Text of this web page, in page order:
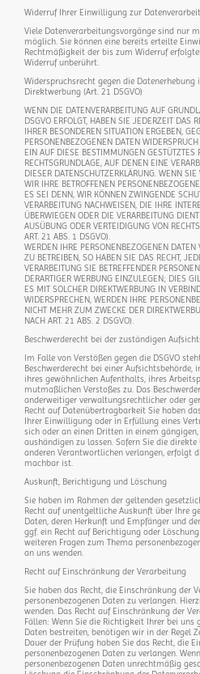
Widerruf Ihrer Einwilligung zur
Viele Datenverarbeitungsvorgänge sind nur
möglich. Sie können eine bereits erteilte
Rechtmäßigkeit der bis zum Widerruf
Widerruf unberührt.
Widerspruchsrecht gegen die Datenerhebung
Direktwerbung (Art. 21 DSGVO)
WENN DIE DATENVERARBEITUNG AUF
DSGVO ERFOLGT, HABEN SIE JEDERZEIT DAS
IHRER BESONDEREN SITUATION ERGEBEN,
PERSONENBEZOGENEN DATEN
EIN AUF DIESE BESTIMMUNGEN GESTÜTZTES
RECHTSGRUNDLAGE, AUF DENEN EINE
DIESER DATENSCHUTZERKLÄRUNG. WENN
WIR IHRE BETROFFENEN
ES SEI DENN, WIR KÖNNEN ZWINGENDE
VERARBEITUNG NACHWEISEN, DIE IHRE
ÜBERWIEGEN ODER DIE VERARBEITUNG
AUSÜBUNG ODER VERTEIDIGUNG VON
ART. 21 ABS. 1 DSGVO).
WERDEN IHRE PERSONENBEZOGENEN DATEN
ZU BETREIBEN, SO HABEN SIE DAS RECHT,
VERARBEITUNG SIE BETREFFENDER
DERARTIGER WERBUNG EINZULEGEN; DIES
ES MIT SOLCHER DIREKTWERBUNG IN
WIDERSPRECHEN, WERDEN IHRE
NICHT MEHR ZUM ZWECKE DER
NACH ART. 21 ABS. 2 DSGVO).
Beschwerderecht bei der zuständigen
Im Falle von Verstößen gegen die DSGVO
Beschwerderecht bei einer
ihres gewöhnlichen Aufenthalts, ihres
mutmaßlichen Verstoßes zu. Das
anderweitiger verwaltungsrechtlicher oder
Recht auf Datenübertragbarkeit Sie haben
Ihrer Einwilligung oder in Erfüllung eines
sich oder an einen Dritten in einem
aushändigen zu lassen. Sofern Sie die
anderen Verantwortlichen verlangen, erfolgt
machbar ist.
Auskunft, Berichtigung und Löschung
Sie haben im Rahmen der geltenden
Recht auf unentgeltliche Auskunft über Ihre
Daten, deren Herkunft und Empfänger und
ggf. ein Recht auf Berichtigung oder
weiteren Fragen zum Thema
an uns wenden.
Recht auf Einschränkung der Verarbeitung
Sie haben das Recht, die Einschränkung der
personenbezogenen Daten zu verlangen.
wenden. Das Recht auf Einschränkung der
Fällen: Wenn Sie die Richtigkeit Ihrer bei uns
Daten bestreiten, benötigen wir in der Regel
Dauer der Prüfung haben Sie das Recht, die
personenbezogenen Daten zu verlangen.
personenbezogenen Daten unrechtmäßig